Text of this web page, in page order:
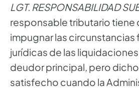
LGT. RESPONSABILIDAD
responsable tributario tiene
impugnar las circunstancias
jurídicas de las
deudor principal, pero
satisfecho cuando la